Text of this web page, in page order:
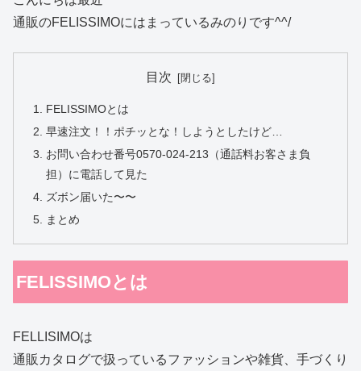
通販のFELISSIMOにはまっているみのりです^^/
目次
FELISSIMOとは
早速注文！！ポチッとな！しようとしたけど…
お問い合わせ番号0570-024-213（通話料お客さま負
担）に電話して見た
ズボン届いた〜〜
まとめ
FELISSIMOとは
FELLISIMOは
通販カタログで扱っているファッションや雑貨、手づくり